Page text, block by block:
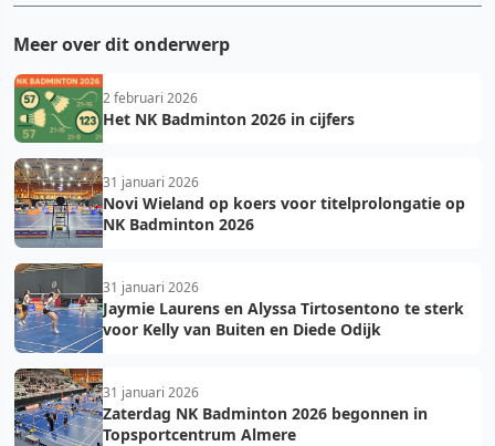
Meer over dit onderwerp
2 februari 2026
Het NK Badminton 2026 in cijfers
31 januari 2026
Novi Wieland op koers voor titelprolongatie op
NK Badminton 2026
31 januari 2026
Jaymie Laurens en Alyssa Tirtosentono te sterk
voor Kelly van Buiten en Diede Odijk
31 januari 2026
Zaterdag NK Badminton 2026 begonnen in
Topsportcentrum Almere